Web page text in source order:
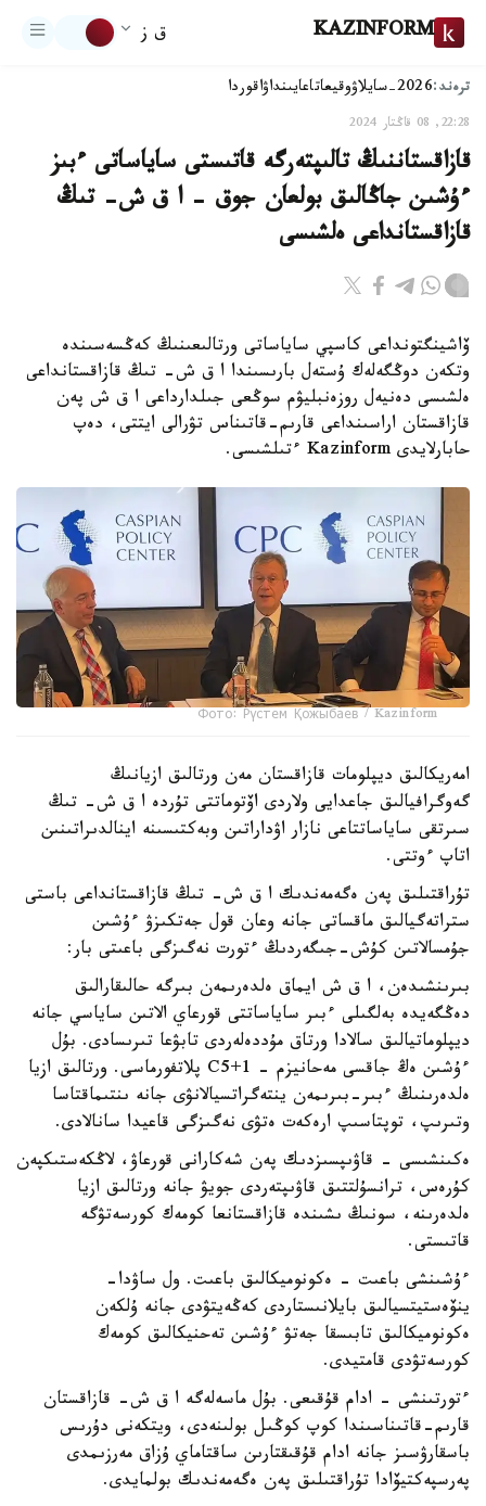
KAZINFORM ق ز
ترەند:2026-سايلاۋ وقيعاتاعايىنداۋاقوردا
22:28, 08 قاڭتار 2024
قازاقستاننىڭ تالىپتەرگە قاتىستى ساياساتى ءبىز
ءۇشىن جاڭالىق بولعان جوق – ا ق ش- تىڭ
قازاقستانداعى ەلشىسى
ۆاشينگتونداعى كاسپي ساياساتى ورتالىعىنىڭ كەڭسەسىندە
وتكەن دوڭگەلەك ۇستەل بارىسىندا ا ق ش- تىڭ قازاقستانداعى
ەلشىسى دەنيەل روزەنبليۋم سوڭعى جىلدارداعى ا ق ش پەن
قازاقستان اراسىنداعى قارىم-قاتىناس تۋرالى ايتتى، دەپ
حابارلايدى Kazinform ءتىلشىسى.
Фото: Рүстем Қожыбаев / Kazinform
امەريكالىق ديپلومات قازاقستان مەن ورتالىق ازيانىڭ
گەوگرافيالىق جاعدايى ولاردى اۆتوماتتى تۇردە ا ق ش- تىڭ
سىرتقى ساياساتتاعى نازار اۋداراتىن وبەكتىسىنە اينالدىراتىنىن
اتاپ ءوتتى.
تۇراقتىلىق پەن ەگەمەندىك ا ق ش- تىڭ قازاقستانداعى باستى
ستراتەگيالىق ماقساتى جانە وعان قول جەتكىزۋ ءۇشىن
جۇمسالاتىن كۇش-جىگەردىڭ ءتورت نەگىزگى باعىتى بار:
بىرىنشىدەن، ا ق ش ايماق ەلدەرىمەن بىرگە حالىقارالىق
دەڭگەيدە بەلگىلى ءبىر ساياساتتى قورعاي الاتىن ساياسي جانە
ديپلوماتيالىق سالادا ورتاق مۇددەلەردى تابۋعا تىرىسادى. بۇل
ءۇشىن ەڭ جاقسى مەحانيزم - C5+1 پلاتفورماسى. ورتالىق ازيا
ەلدەرىنىڭ ءبىر-بىرىمەن ينتەگراتسيالانۋى جانە ىنتىماقتاسا
وتىرىپ، توپتاسىپ ارەكەت ەتۋى نەگىزگى قاعيدا سانالادى.
ەكىنشىسى - قاۋىپسىزدىك پەن شەكارانى قورعاۋ، لاڭكەستىكپەن
كۇرەس، ترانسۇلتتىق قاۋىپتەردى جويۋ جانە ورتالىق ازيا
ەلدەرىنە، سونىڭ ىشىندە قازاقستانعا كومەك كورسەتۋگە
قاتىستى.
ءۇشىنشى باعىت - ەكونوميكالىق باعىت. ول ساۋدا-
ينۆەستيتسيالىق بايلانىستاردى كەڭەيتۋدى جانە ۇلكەن
ەكونوميكالىق تابىسقا جەتۋ ءۇشىن تەحنيكالىق كومەك
كورسەتۋدى قامتيدى.
ءتورتىنشى - ادام قۇقىعى. بۇل ماسەلەگە ا ق ش- قازاقستان
قارىم-قاتىناسىندا كوپ كوڭىل بولىنەدى، ويتكەنى دۇرىس
باسقارۋسىز جانە ادام قۇقىقتارىن ساقتاماي ۇزاق مەرزىمدى
پەرسپەكتيۆادا تۇراقتىلىق پەن ەگەمەندىك بولمايدى.